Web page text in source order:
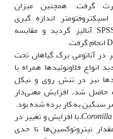
گرفت. همچنین میزان
اندازه گیری
گردید. داده‏ها با نرم افزار SPSS آنالیز گردید و مقایسه
در آناتومی برگ گیاهان تحت
فلاونوئیدها همراه با
نیز در تنش روی و نیکل
شد، افزایش معنی‌دار
سنگین به کار برده شده بود.
با افزایش و تغییر در
نیتروتوکسین‌ها تا حدی